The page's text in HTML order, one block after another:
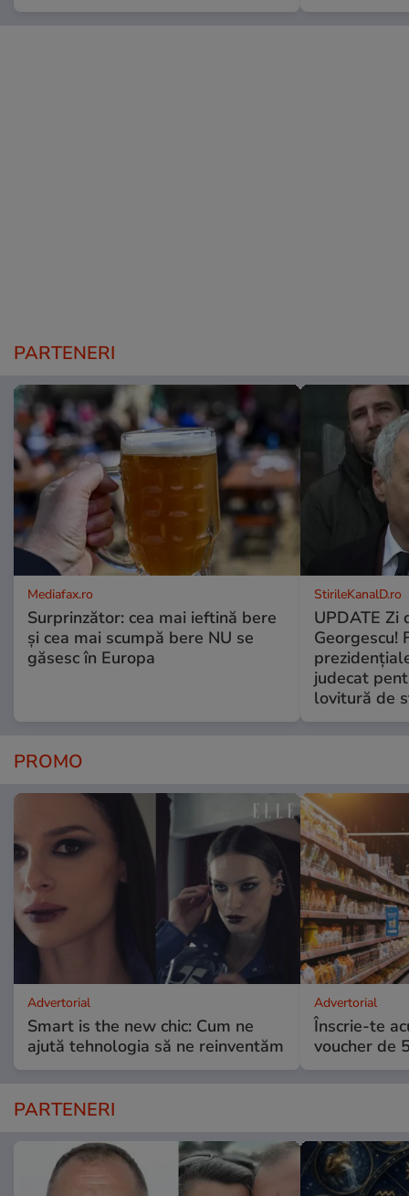
PARTENERI
Mediafax.ro
Surprinzător: cea mai ieftină bere
și cea mai scumpă bere NU se
găsesc în Europa
StirileKanalD.ro
UPDATE Zi
Georgescu!
judecat
lovitură de
PROMO
Advertorial
Smart is the new chic: Cum ne
ajută tehnologia să ne reinventăm
Advertorial
Înscrie-te
voucher de
PARTENERI